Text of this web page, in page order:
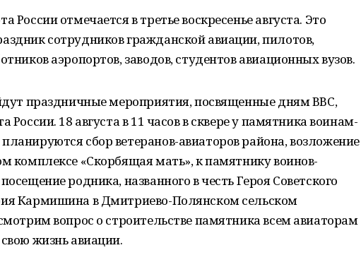
России отмечается в третье воскресенье августа. Это
сотрудников гражданской авиации, пилотов,
аэропортов, заводов, студентов авиационных вузов.
праздничные мероприятия, посвященные дням ВВС,
18 августа в 11 часов в сквере у памятника воинам-
сбор ветеранов-авиаторов района, возложение
комплексе «Скорбящая мать», к памятнику воинов-
родника, названного в честь Героя Советского
Кармишина в Дмитриево-Полянском сельском
вопрос о строительстве памятника всем авиаторам
жизнь авиации.